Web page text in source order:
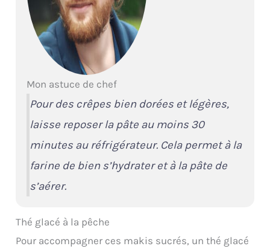
Mon astuce de chef
Pour des crêpes bien dorées et légères,
laisse reposer la pâte au moins 30
minutes au réfrigérateur. Cela permet à la
farine de bien s’hydrater et à la pâte de
s’aérer.
Thé glacé à la pêche
Pour accompagner ces makis sucrés, un thé glacé